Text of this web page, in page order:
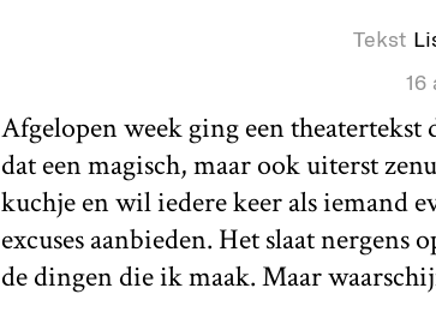
Tekst
16
Afgelopen week ging een
dat een magisch, maar ook uiterst
kuchje en wil iedere keer als iemand
excuses aanbieden. Het slaat
de dingen die ik maak. Maar